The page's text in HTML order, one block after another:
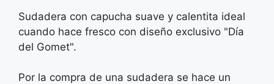
Sudadera con capucha suave y calentita ideal
cuando hace fresco con diseño exclusivo "Día
del Gomet".
Por la compra de una sudadera se hace un